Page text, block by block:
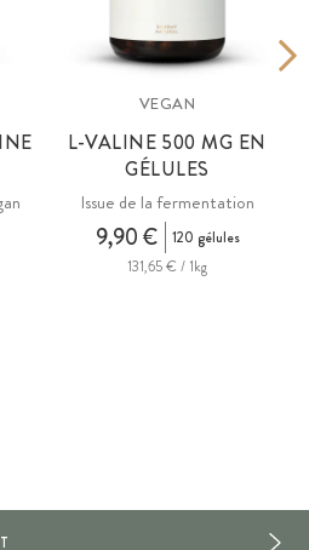
VEGAN
L-VALINE 500 MG EN
GÉLULES
Issue de la fermentation
9,90 €
120 gélules
131,65 € / 1kg